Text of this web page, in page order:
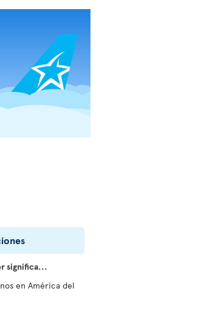
significa...
en América del